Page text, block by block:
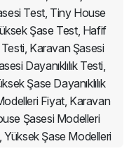
Test, Tiny House
Şase Test, Hafif
Testi, Karavan Şasesi
Dayanıklılık Testi,
Şase Dayanıklılık
Fiyat, Karavan
Şasesi Modelleri
Şase Modelleri